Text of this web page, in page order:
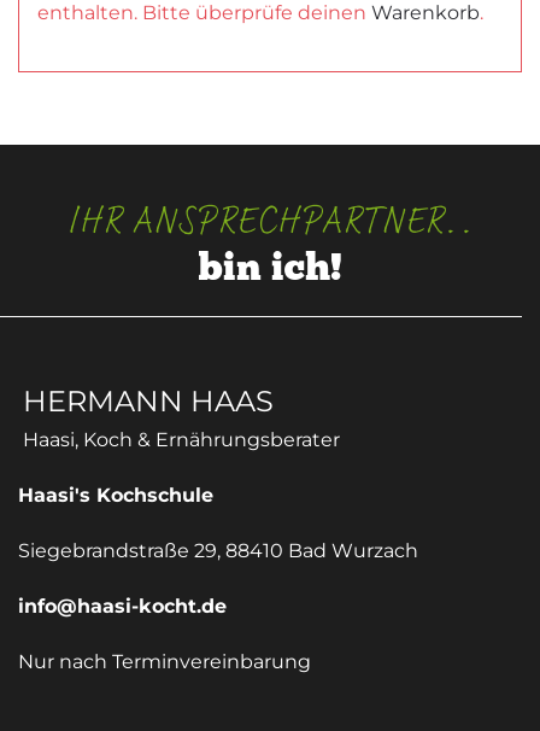
enthalten. Bitte überprüfe deinen Warenkorb.
IHR ANSPRECHPARTNER..
bin ich!
HERMANN HAAS
Haasi, Koch & Ernährungsberater
Haasi's Kochschule
Siegebrandstraße 29, 88410 Bad Wurzach
info@haasi-kocht.de
Nur nach Terminvereinbarung